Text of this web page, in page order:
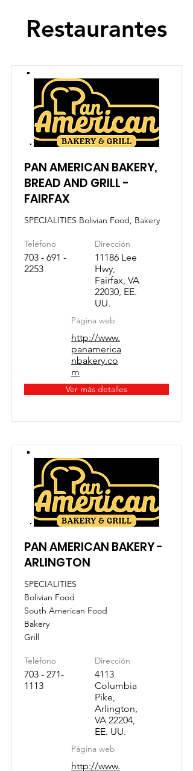
Restaurantes
PAN AMERICAN BAKERY,
BREAD AND GRILL -
FAIRFAX
SPECIALITIES Bolivian Food, Bakery
Teléfono
703 - 691 -
2253
Dirección
11186 Lee
Hwy,
Fairfax, VA
22030, EE.
UU.
Página web
http://www.
panamerica
nbakery.co
m
Ver más detalles
PAN AMERICAN BAKERY -
ARLINGTON
SPECIALITIES
Bolivian Food
South American Food
Bakery
Grill
Teléfono
703 - 271-
1113
Dirección
4113
Columbia
Pike,
Arlington,
VA 22204,
EE. UU.
Página web
http://www.